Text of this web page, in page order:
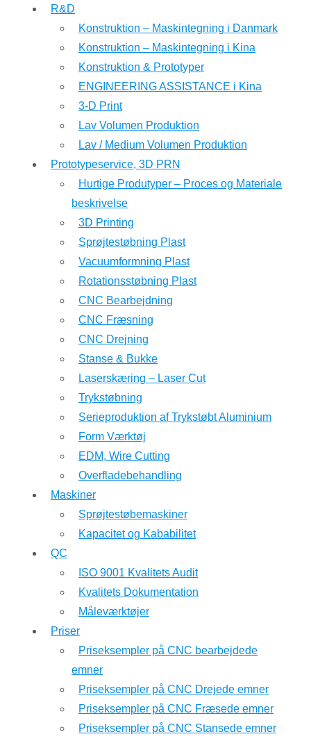
R&D
Konstruktion – Maskintegning i Danmark
Konstruktion – Maskintegning i Kina
Konstruktion & Prototyper
ENGINEERING ASSISTANCE i Kina
3-D Print
Lav Volumen Produktion
Lav / Medium Volumen Produktion
Prototypeservice, 3D PRN
Hurtige Produtyper – Proces og Materiale
beskrivelse
3D Printing
Sprøjtestøbning Plast
Vacuumformning Plast
Rotationsstøbning Plast
CNC Bearbejdning
CNC Fræsning
CNC Drejning
Stanse & Bukke
Laserskæring – Laser Cut
Trykstøbning
Serieproduktion af Trykstøbt Aluminium
Form Værktøj
EDM, Wire Cutting
Overfladebehandling
Maskiner
Sprøjtestøbemaskiner
Kapacitet og Kababilitet
QC
ISO 9001 Kvalitets Audit
Kvalitets Dokumentation
Måleværktøjer
Priser
Priseksempler på CNC bearbejdede
emner
Priseksempler på CNC Drejede emner
Priseksempler på CNC Fræsede emner
Priseksempler på CNC Stansede emner